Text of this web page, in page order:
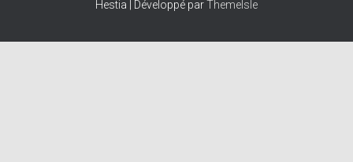
Hestia | Développé parThemeIsle